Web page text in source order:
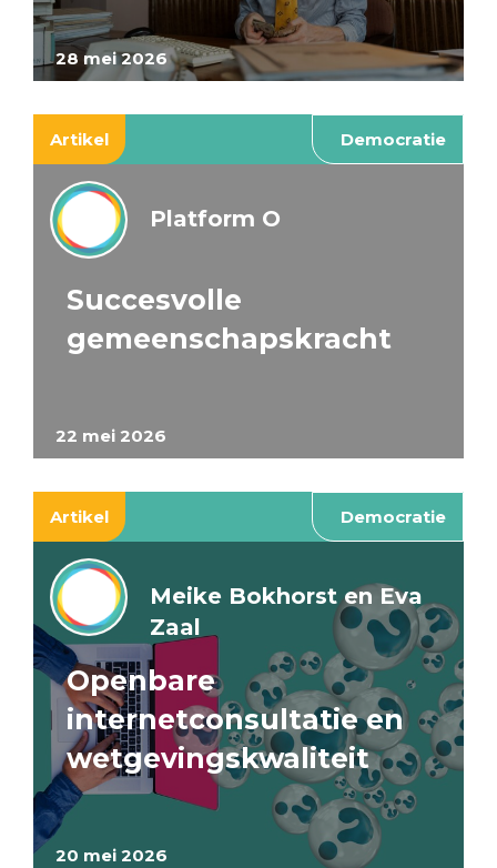
28 mei 2026
Artikel Democratie
22 mei 2026
Platform O
Succesvolle
gemeenschapskracht
Artikel Democratie
20 mei 2026
Meike Bokhorst en Eva
Zaal
Openbare
internetconsultatie en
wetgevingskwaliteit